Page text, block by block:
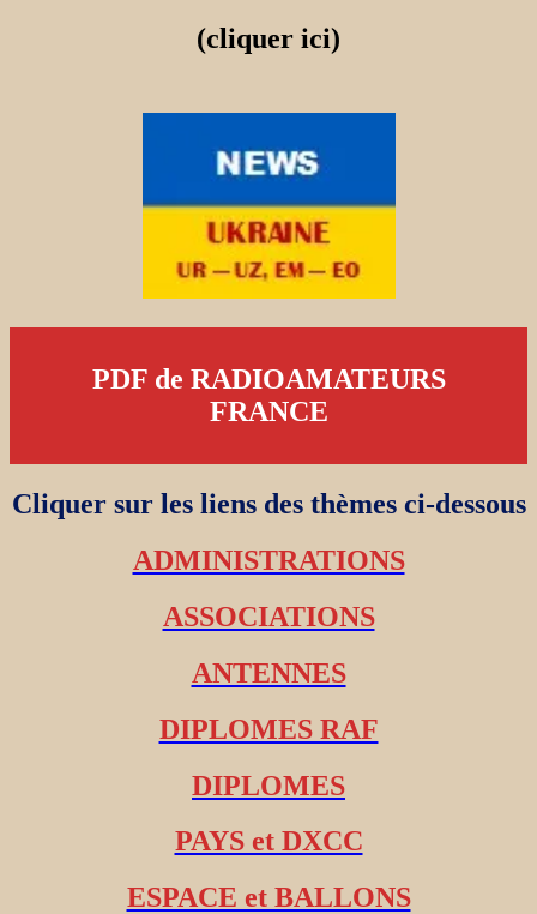
(cliquer ici)
PDF de RADIOAMATEURS
FRANCE
Cliquer sur les liens des thèmes ci-dessous
ADMINISTRATIONS
ASSOCIATIONS
ANTENNES
DIPLOMES RAF
DIPLOMES
PAYS et DXCC
ESPACE et BALLONS